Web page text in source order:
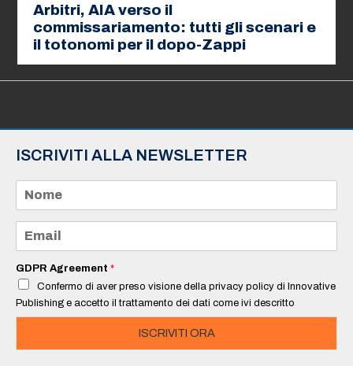
Arbitri, AIA verso il
commissariamento: tutti gli scenari e
il totonomi per il dopo-Zappi
ISCRIVITI ALLA NEWSLETTER
m
e
a
i
*
GDPR Agreement *
Confermo di aver preso visione della privacy policy di Innovative
Publishing e accetto il trattamento dei dati come ivi descritto
ISCRIVITI ORA